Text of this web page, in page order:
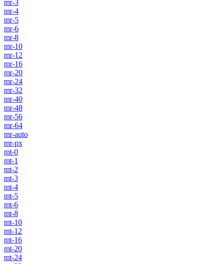
mr-3
mr-4
mr-5
mr-6
mr-8
mr-10
mr-12
mr-16
mr-20
mr-24
mr-32
mr-40
mr-48
mr-56
mr-64
mr-auto
mr-px
mt-0
mt-1
mt-2
mt-3
mt-4
mt-5
mt-6
mt-8
mt-10
mt-12
mt-16
mt-20
mt-24